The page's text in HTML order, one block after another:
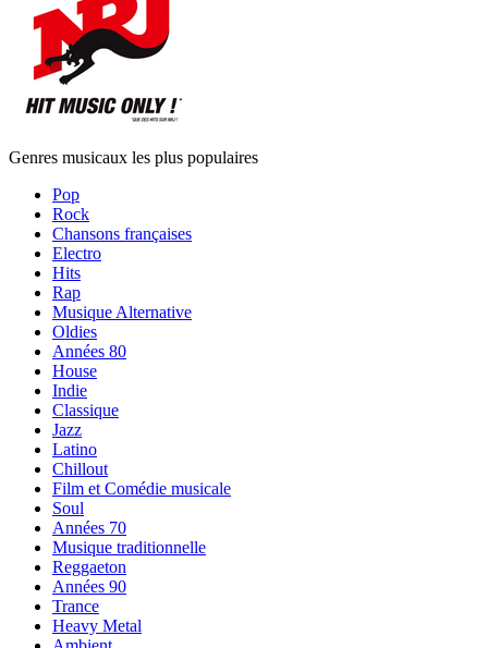
Genres musicaux les plus populaires
Pop
Rock
Chansons françaises
Electro
Hits
Rap
Musique Alternative
Oldies
Années 80
House
Indie
Classique
Jazz
Latino
Chillout
Film et Comédie musicale
Soul
Années 70
Musique traditionnelle
Reggaeton
Années 90
Trance
Heavy Metal